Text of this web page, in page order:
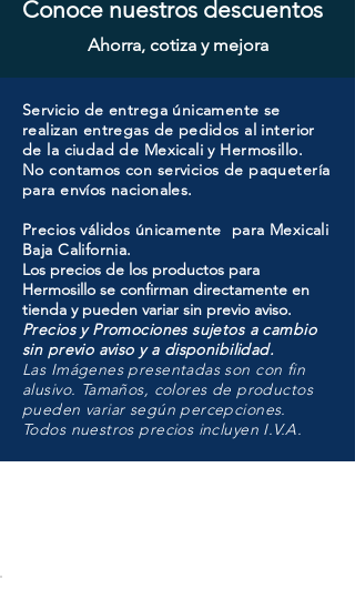
Conoce nuestros descuentos
Ahorra, cotiza y mejora
Servicio de entrega únicamente se
realizan entregas de pedidos al interior
de la ciudad de Mexicali y Hermosillo.
No contamos con servicios de paquetería
para envíos nacionales.
Precios válidos únicamente para Mexicali
Baja California.
Los precios de los productos para
Hermosillo se confirman directamente en
tienda y pueden variar sin previo aviso.
Precios y Promociones sujetos a cambio
sin previo aviso y a disponibilidad.
Las Imágenes presentadas son con fin
alusivo. Tamaños, colores de productos
pueden variar según percepciones.
Todos nuestros precios incluyen I.V.A.